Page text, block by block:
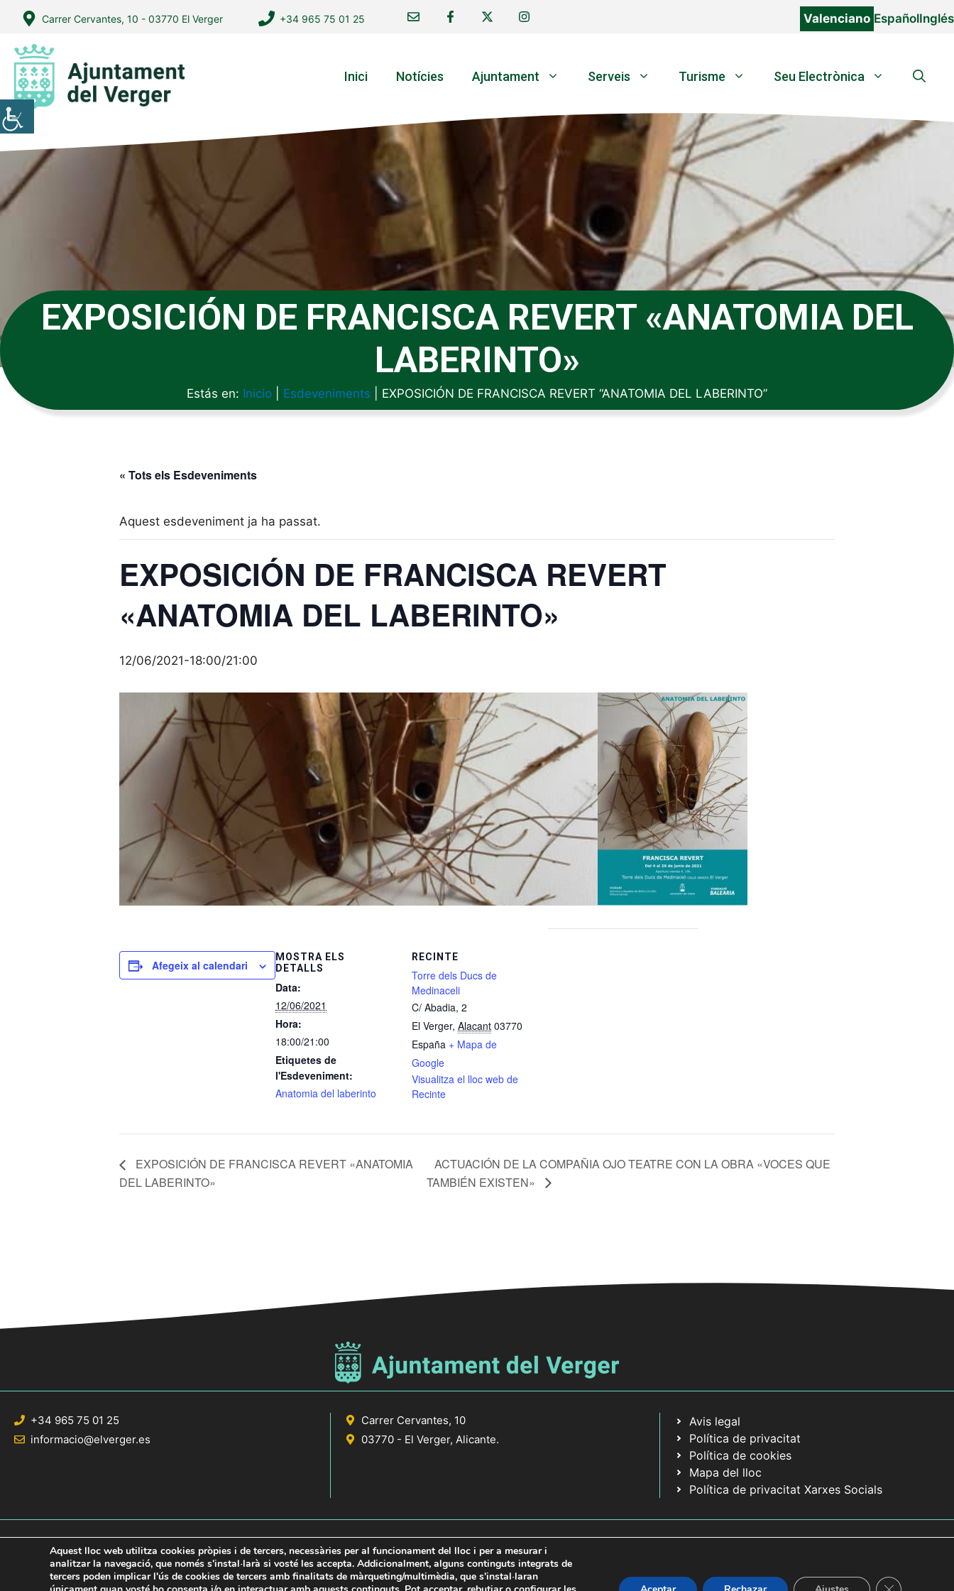
contingut
Carrer Cervantes, 10 - 03770 El Verger +34 965 75 01 25 Valenciano EspañolInglés
Inici Notícies Ajuntament Serveis Turisme Seu Electrònica
EXPOSICIÓN DE FRANCISCA REVERT «ANATOMIA DEL
LABERINTO»
Estás en: Inicio Esdeveniments EXPOSICIÓN DE FRANCISCA REVERT “ANATOMIA DEL LABERINTO”
« Tots els Esdeveniments
Aquest esdeveniment ja ha passat.
EXPOSICIÓN DE FRANCISCA REVERT
«ANATOMIA DEL LABERINTO»
12/06/2021-18:00/21:00
Afegeix al calendari
MOSTRA ELS
DETALLS
Data:
12/06/2021
Hora:
18:00/21:00
Etiquetes de
l'Esdeveniment:
Anatomia del laberinto
RECINTE
Torre dels Ducs de
Medinaceli
C/ Abadia, 2
El Verger, Alacant 03770
España + Mapa de
Google
Visualitza el lloc web de
Recinte
EXPOSICIÓN DE FRANCISCA REVERT «ANATOMIA
DEL LABERINTO»
ACTUACIÓN DE LA COMPAÑIA OJO TEATRE CON LA OBRA «VOCES QUE
TAMBIÉN EXISTEN»
+34 965 75 01 25
informacio@elverger.es
Carrer Cervantes, 10
03770 - El Verger, Alicante.
Avis legal
Política de privacitat
Política de cookies
Mapa del lloc
Política de privacitat Xarxes Socials
© 2020 Web desarrollada por el Servicio de Informática de Diputación de Alicante
Aquest lloc web utilitza cookies pròpies i de tercers, necessàries per al funcionament del lloc i per a mesurar i
analitzar la navegació, que només s'instal·larà si vosté les accepta. Addicionalment, alguns continguts integrats de
tercers poden implicar l'ús de cookies de tercers amb finalitats de màrqueting/multimèdia, que s'instal·laran
Tanca el